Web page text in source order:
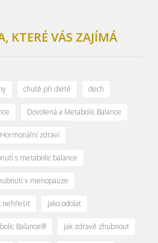
KTERÉ VÁS ZAJÍMÁ
chutě při dietě dech
Dovolená a Metabolic Balance
Hormonální zdraví
s metabolic balance
v menopauze
nehřešit jako odolat
Balance® jak zdravě zhubnout